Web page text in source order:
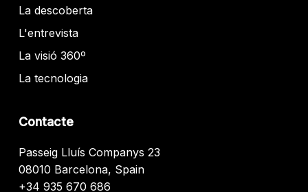
La descoberta
L'entrevista
La visió 360º
La tecnologia
Contacte
Passeig Lluís Companys 23
08010 Barcelona, Spain
+34 935 670 686